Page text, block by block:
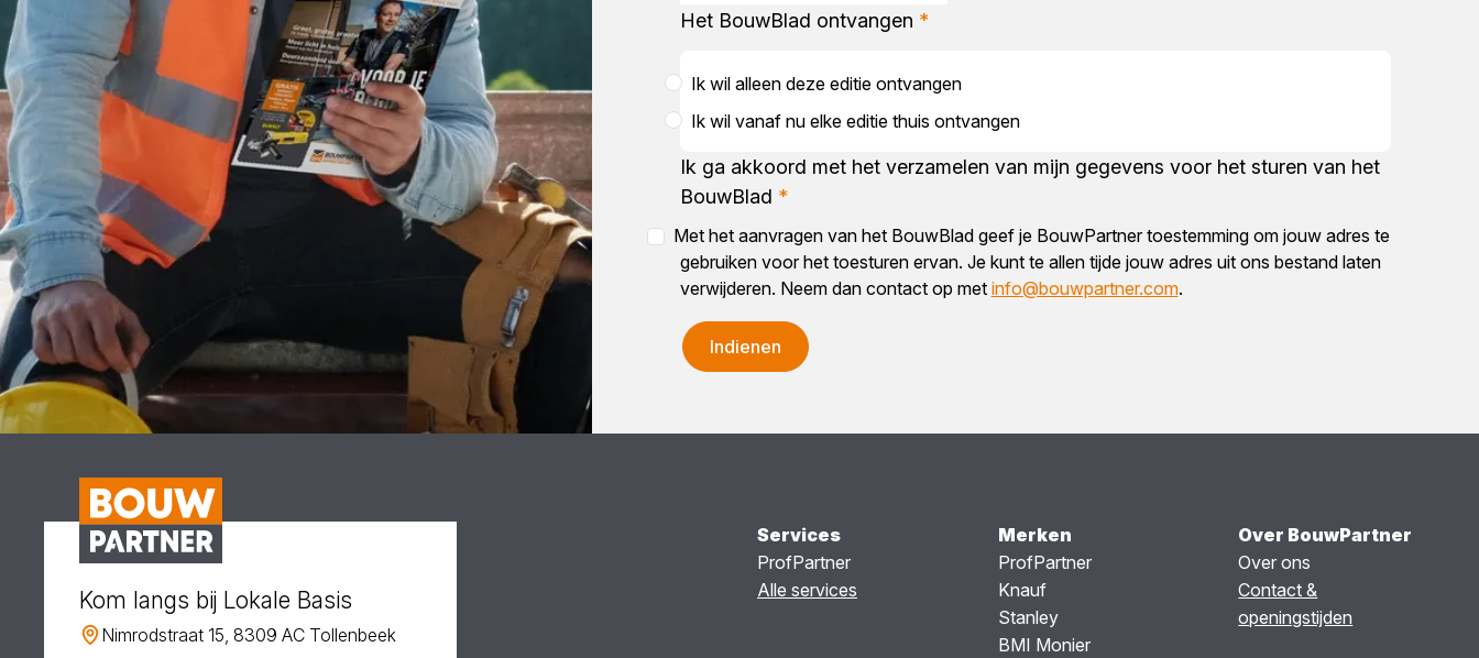
Het BouwBlad ontvangen *
Ik wil alleen deze editie ontvangen
Ik wil vanaf nu elke editie thuis ontvangen
Ik ga akkoord met het verzamelen van mijn gegevens voor het sturen van het
BouwBlad *
Met het aanvragen van het BouwBlad geef je BouwPartner toestemming om jouw adres te
gebruiken voor het toesturen ervan. Je kunt te allen tijde jouw adres uit ons bestand laten
verwijderen. Neem dan contact op met info@bouwpartner.com.
Indienen
Kom langs bij Lokale Basis
Nimrodstraat 15, 8309 AC Tollenbeek
Services
ProfPartner
Alle services
Merken
ProfPartner
Knauf
Stanley
BMI Monier
Over BouwPartner
Over ons
Contact &
openingstijden